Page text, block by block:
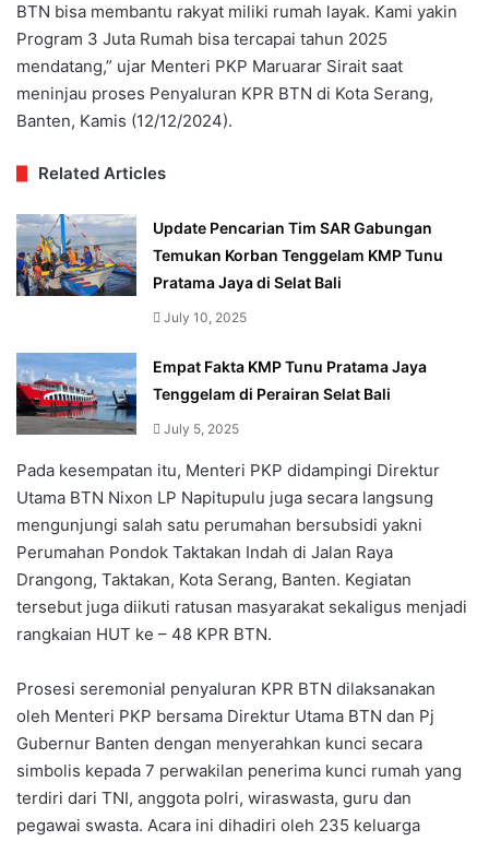
BTN bisa membantu rakyat miliki rumah layak. Kami yakin
Program 3 Juta Rumah bisa tercapai tahun 2025
mendatang,” ujar Menteri PKP Maruarar Sirait saat
meninjau proses Penyaluran KPR BTN di Kota Serang,
Banten, Kamis (12/12/2024).
Related Articles
Update Pencarian Tim SAR Gabungan
Temukan Korban Tenggelam KMP Tunu
Pratama Jaya di Selat Bali
July 10, 2025
Empat Fakta KMP Tunu Pratama Jaya
Tenggelam di Perairan Selat Bali
July 5, 2025
Pada kesempatan itu, Menteri PKP didampingi Direktur
Utama BTN Nixon LP Napitupulu juga secara langsung
mengunjungi salah satu perumahan bersubsidi yakni
Perumahan Pondok Taktakan Indah di Jalan Raya
Drangong, Taktakan, Kota Serang, Banten. Kegiatan
tersebut juga diikuti ratusan masyarakat sekaligus menjadi
rangkaian HUT ke – 48 KPR BTN.
Prosesi seremonial penyaluran KPR BTN dilaksanakan
oleh Menteri PKP bersama Direktur Utama BTN dan Pj
Gubernur Banten dengan menyerahkan kunci secara
simbolis kepada 7 perwakilan penerima kunci rumah yang
terdiri dari TNI, anggota polri, wiraswasta, guru dan
pegawai swasta. Acara ini dihadiri oleh 235 keluarga